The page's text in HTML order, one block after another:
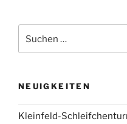
nach:
NEUIGKEITEN
Kleinfeld-